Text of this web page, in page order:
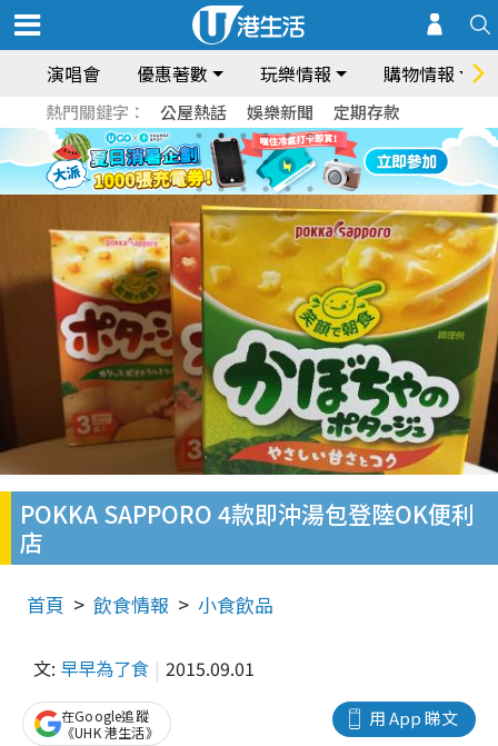
演唱會 優惠著數 玩樂情報 購物情報
熱門關鍵字： 公屋熱話 娛樂新聞 定期存款
POKKA SAPPORO 4款即沖湯包登陸OK便利
店
首頁 飲食情報 小食飲品
文: 早早為了食 2015.09.01
用 App 睇文
在Google追蹤
《UHK 港生活》